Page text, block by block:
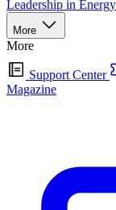
Leadership in
More
More
Support Center
Magazine